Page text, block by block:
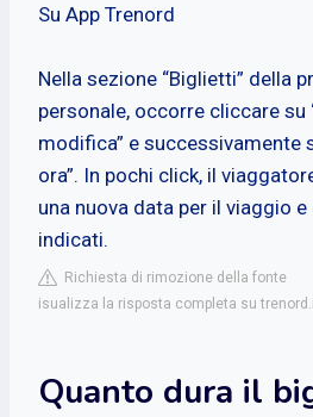
Su App Trenord
Nella sezione “Biglietti” della
personale, occorre cliccare su
modifica” e successivamente
ora”. In pochi click, il
una nuova data per il viaggio
indicati.
Richiesta di rimozione della fonte
isualizza la risposta completa su
Quanto dura il